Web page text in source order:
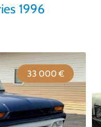
1996
33 000 €